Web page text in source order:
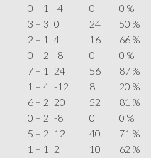
0 – 1 -4 0 0 %
3 – 3 0 24 50 %
2 – 1 4 16 66 %
0 – 2 -8 0 0 %
7 – 1 24 56 87 %
1 – 4 -12 8 20 %
6 – 2 20 52 81 %
0 – 2 -8 0 0 %
5 – 2 12 40 71 %
1 – 1 2 10 62 %